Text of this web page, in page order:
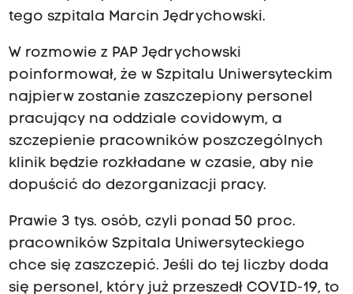
tego szpitala Marcin Jędrychowski.
W rozmowie z PAP Jędrychowski
poinformował, że w Szpitalu Uniwersyteckim
najpierw zostanie zaszczepiony personel
pracujący na oddziale covidowym, a
szczepienie pracowników poszczególnych
klinik będzie rozkładane w czasie, aby nie
dopuścić do dezorganizacji pracy.
Prawie 3 tys. osób, czyli ponad 50 proc.
pracowników Szpitala Uniwersyteckiego
chce się zaszczepić. Jeśli do tej liczby doda
się personel, który już przeszedł COVID-19, to